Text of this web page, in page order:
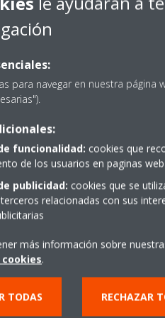
instantáneamente a los
y conseguir ahorrar
funcione sin problemas,
de instalación. Para
renovación completa, pero se
con una sólida solución
para navegar en nuestra
funcionalidad: cookies que
de los usuarios en paginas
publicidad: cookies que se
relacionadas con sus
más información sobre
.
TODAS RECHAZAR